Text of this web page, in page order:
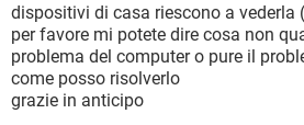
HARDWARE
TIKTOK
HARDWARE
iOS
INSTAGRAM
TIKTOK
dispositivi di casa riescono a vederla
per favore mi potete dire cosa non
problema del computer o pure il
come posso risolverlo
grazie in anticipo